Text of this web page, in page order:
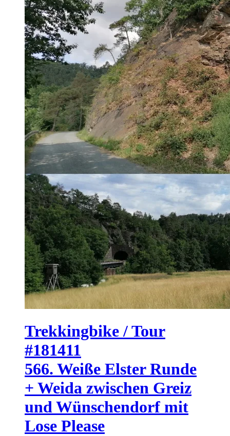
Trekkingbike / Tour
#181411
566. Weiße Elster Runde
+ Weida zwischen Greiz
und Wünschendorf mit
Lose Please